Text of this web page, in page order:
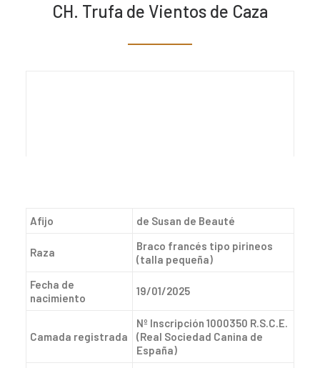
CH. Trufa de Vientos de Caza
Afijo de Susan de Beauté
Raza
Braco francés tipo pirineos
(talla pequeña)
Fecha de
nacimiento
19/01/2025
Camada registrada
Nº Inscripción 1000350 R.S.C.E.
(Real Sociedad Canina de
España)